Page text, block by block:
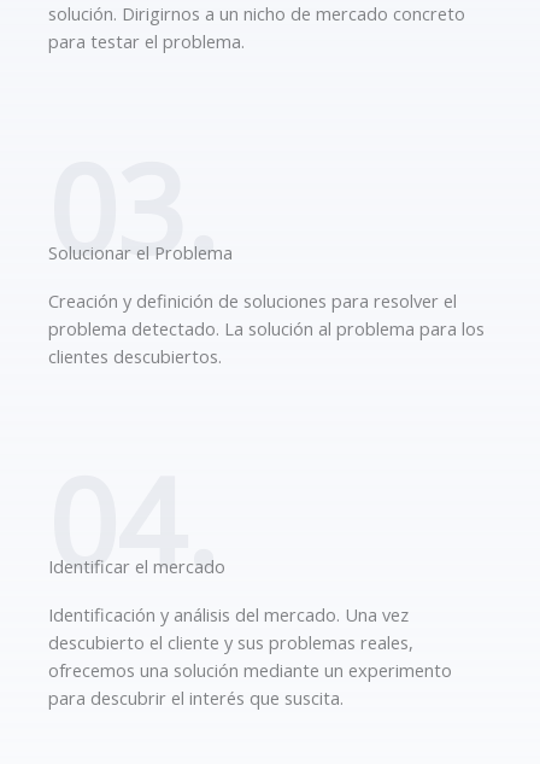
solución. Dirigirnos a un nicho de mercado concreto
para testar el problema.
03.
Solucionar el Problema
Creación y definición de soluciones para resolver el
problema detectado. La solución al problema para los
clientes descubiertos.
04.
Identificar el mercado
Identificación y análisis del mercado. Una vez
descubierto el cliente y sus problemas reales,
ofrecemos una solución mediante un experimento
para descubrir el interés que suscita.